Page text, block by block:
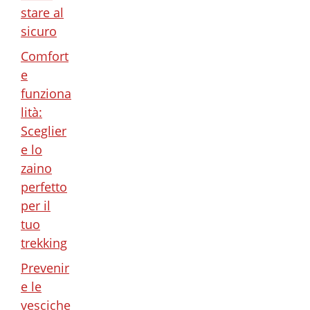
stare al
sicuro
Comfort
e
funziona
lità:
Sceglier
e lo
zaino
perfetto
per il
tuo
trekking
Prevenir
e le
vesciche